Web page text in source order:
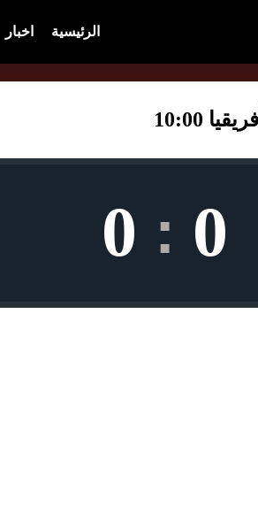
الرئيسية اخبار
10:00
0
:
0